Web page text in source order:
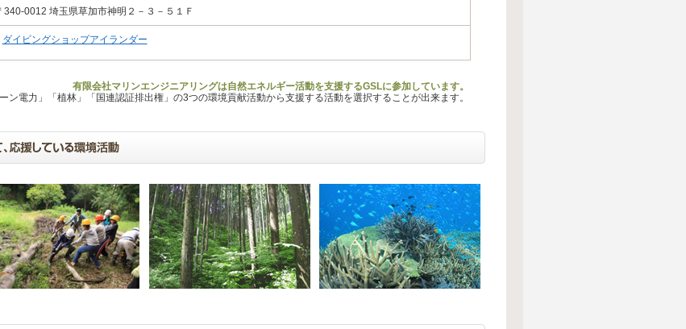
340-0012 埼玉県草加市神明２－３－５１Ｆ
ダイビングショップアイランダー
有限会社マリンエンジニアリングは自然エネルギー活動を支援するGSLに参加しています。
ン電力」「植林」「国連認証排出権」の3つの環境貢献活動から支援する活動を選択することが出来ます。